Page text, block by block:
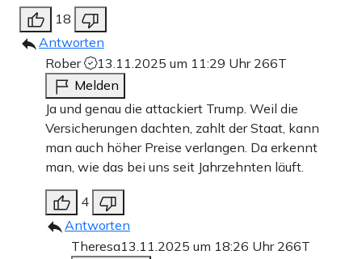
18
Antworten
Rober
13.11.2025 um 11:29 Uhr 266T
Melden
Ja und genau die attackiert Trump. Weil die
Versicherungen dachten, zahlt der Staat, kann
man auch höher Preise verlangen. Da erkennt
man, wie das bei uns seit Jahrzehnten läuft.
4
Antworten
Theresa13.11.2025 um 18:26 Uhr 266T